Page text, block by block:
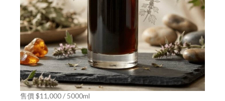
售價 $11,000 / 5000ml